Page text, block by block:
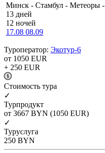
Минск - Стамбул - Метеоры
13 дней
12 ночей
17.08 08.09
Туроператор: Экотур-6
от 1050 EUR
+ 250 EUR
Cтоимость тура
✓
Турпродукт
от 3667 BYN (1050 EUR)
✓
Туруслуга
250 BYN